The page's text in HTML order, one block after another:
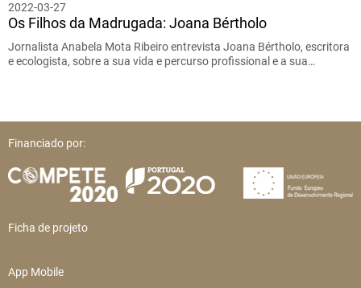
2022-03-27
Os Filhos da Madrugada: Joana Bértholo
Jornalista Anabela Mota Ribeiro entrevista Joana Bértholo, escritora
e ecologista, sobre a sua vida e percurso profissional e a sua…
Financiado por:
Ficha de projeto
App Mobile